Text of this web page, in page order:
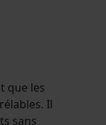
que les
Il
sans